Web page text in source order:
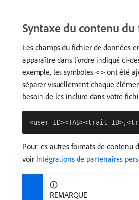
Syntaxe du contenu du
Les champs du fichier de données
apparaître dans l’ordre indiqué ci-
exemple, les symboles < > ont été
séparer visuellement chaque
besoin de les inclure dans votre
Pour les autres formats de contenu
voir Intégrations de partenaires
REMARQUE